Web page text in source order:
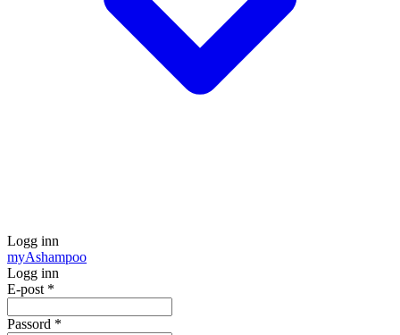
Logg inn
myAshampoo
Logg inn
E-post *
Passord *